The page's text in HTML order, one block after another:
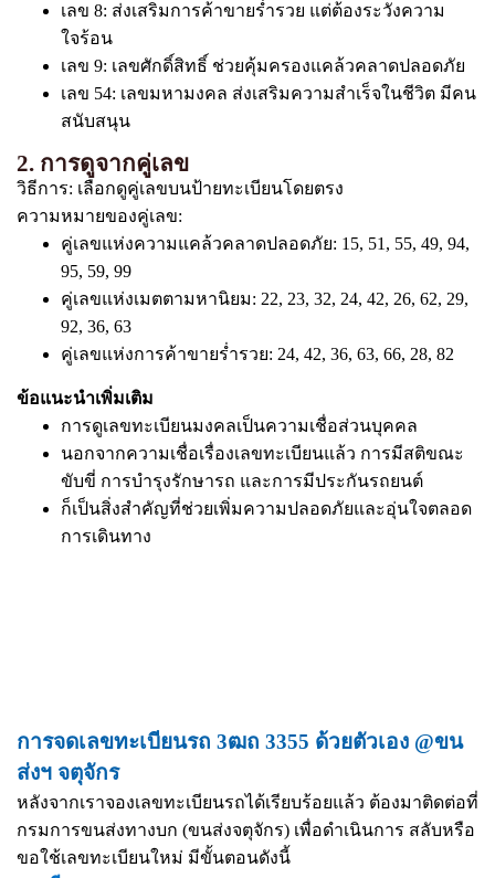
เลข 8: ส่งเสริมการค้าขายร่ำรวย แต่ต้องระวังความ
ใจร้อน
เลข 9: เลขศักดิ์สิทธิ์ ช่วยคุ้มครองแคล้วคลาดปลอดภัย
เลข 54: เลขมหามงคล ส่งเสริมความสำเร็จในชีวิต มีคน
สนับสนุน
2. การดูจากคู่เลข
วิธีการ: เลือกดูคู่เลขบนป้ายทะเบียนโดยตรง
ความหมายของคู่เลข:
คู่เลขแห่งความแคล้วคลาดปลอดภัย: 15, 51, 55, 49, 94,
95, 59, 99
คู่เลขแห่งเมตตามหานิยม: 22, 23, 32, 24, 42, 26, 62, 29,
92, 36, 63
คู่เลขแห่งการค้าขายร่ำรวย: 24, 42, 36, 63, 66, 28, 82
ข้อแนะนำเพิ่มเติม
การดูเลขทะเบียนมงคลเป็นความเชื่อส่วนบุคคล
นอกจากความเชื่อเรื่องเลขทะเบียนแล้ว การมีสติขณะ
ขับขี่ การบำรุงรักษารถ และการมีประกันรถยนต์
ก็เป็นสิ่งสำคัญที่ช่วยเพิ่มความปลอดภัยและอุ่นใจตลอด
การเดินทาง
การจดเลขทะเบียนรถ 3ฒถ 3355 ด้วยตัวเอง @ขน
ส่งฯ จตุจักร
หลังจากเราจองเลขทะเบียนรถได้เรียบร้อยแล้ว ต้องมาติดต่อที่
กรมการขนส่งทางบก (ขนส่งจตุจักร) เพื่อดำเนินการ สลับหรือ
ขอใช้เลขทะเบียนใหม่ มีขั้นตอนดังนี้